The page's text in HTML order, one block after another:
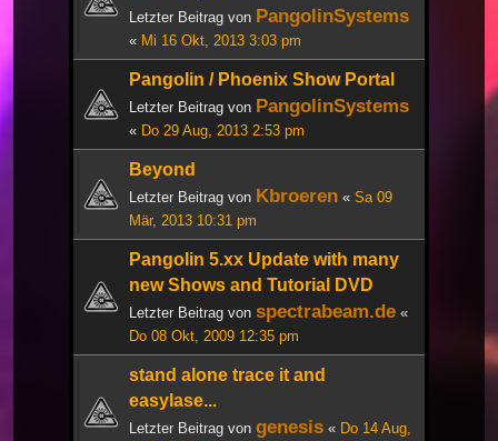
Letzter Beitrag von PangolinSystems
« Mi 16 Okt, 2013 3:03 pm
Pangolin / Phoenix Show Portal
Letzter Beitrag von PangolinSystems
« Do 29 Aug, 2013 2:53 pm
Beyond
Letzter Beitrag von Kbroeren « Sa 09
Mär, 2013 10:31 pm
Pangolin 5.xx Update with many
new Shows and Tutorial DVD
Letzter Beitrag von spectrabeam.de «
Do 08 Okt, 2009 12:35 pm
stand alone trace it and
easylase...
Letzter Beitrag von genesis « Do 14 Aug,